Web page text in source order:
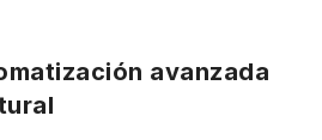
avanzada